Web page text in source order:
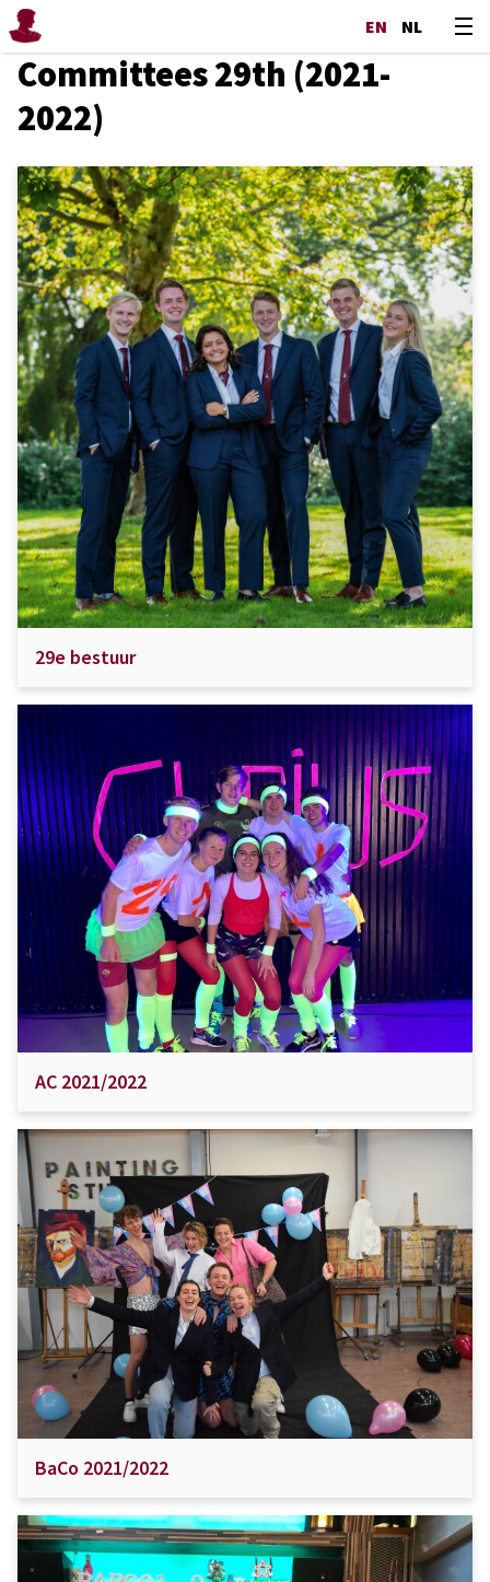
EN NL
Committees 29th (2021-
2022)
29e bestuur
AC 2021/2022
BaCo 2021/2022